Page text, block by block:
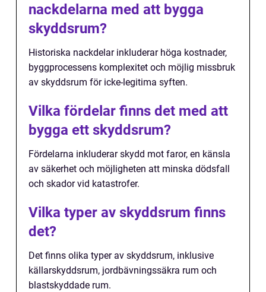
nackdelarna med att bygga
skyddsrum?
Historiska nackdelar inkluderar höga kostnader,
byggprocessens komplexitet och möjlig missbruk
av skyddsrum för icke-legitima syften.
Vilka fördelar finns det med att
bygga ett skyddsrum?
Fördelarna inkluderar skydd mot faror, en känsla
av säkerhet och möjligheten att minska dödsfall
och skador vid katastrofer.
Vilka typer av skyddsrum finns
det?
Det finns olika typer av skyddsrum, inklusive
källarskyddsrum, jordbävningssäkra rum och
blastskyddade rum.